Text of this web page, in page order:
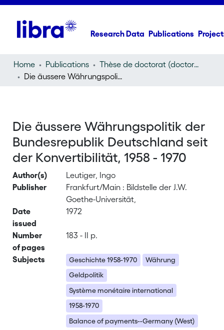
Research Data Publications
Home Publications
Thèse de doctorat (doctoral thesis)
Die äussere Währungspolitik der Bundesrepublik Deutschland seit der Konvertibilität, 1958 - 1970
Die äussere Währungspolitik der
Bundesrepublik Deutschland seit
der Konvertibilität, 1958 - 1970
Author(s)
Leutiger, Ingo
Publisher
Frankfurt/Main : Bildstelle der J.W.
Goethe-Universität,
Date
issued
1972
Number
of pages
183 - II p.
Subjects Geschichte 1958-1970
Währung
Geldpolitik
Système monétaire international
1958-1970
Balance of payments--Germany (West)